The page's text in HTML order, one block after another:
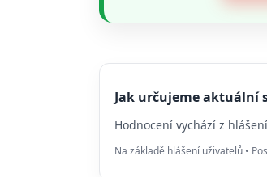
Jak určujeme aktuální
Hodnocení vychází z
Na základě hlášení uživatelů •